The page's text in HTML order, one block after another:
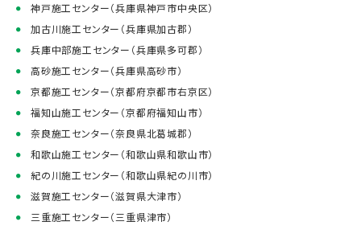
神戸施工センター（兵庫県神戸市中央区）
加古川施工センター（兵庫県加古郡）
兵庫中部施工センター（兵庫県多可郡）
高砂施工センター（兵庫県高砂市）
京都施工センター（京都府京都市右京区）
福知山施工センター（京都府福知山市）
奈良施工センター（奈良県北葛城郡）
和歌山施工センター（和歌山県和歌山市）
紀の川施工センター（和歌山県紀の川市）
滋賀施工センター（滋賀県大津市）
三重施工センター（三重県津市）